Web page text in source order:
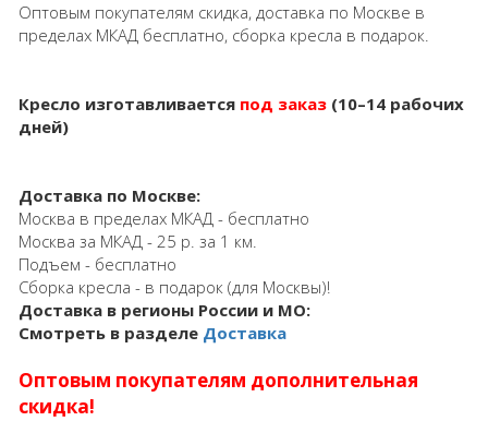
Оптовым покупателям скидка, доставка по Москве в
пределах МКАД бесплатно, сборка кресла в подарок.
Кресло изготавливается под заказ (10–14 рабочих
дней)
Доставка по Москве:
Москва в пределах МКАД - бесплатно
Москва за МКАД - 25 р. за 1 км.
Подъем - бесплатно
Сборка кресла - в подарок (для Москвы)!
Доставка в регионы России и МО:
Смотреть в разделе Доставка
Оптовым покупателям дополнительная
скидка!